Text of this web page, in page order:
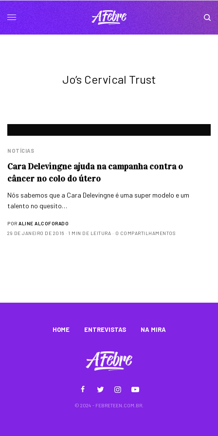
Jo’s Cervical Trust
NOTÍCIAS
Cara Delevingne ajuda na campanha contra o
câncer no colo do útero
Nós sabemos que a Cara Delevingne é uma super modelo e um
talento no quesito…
POR ALINE ALCOFORADO
29 DE JANEIRO DE 2016
1 MIN DE LEITURA 0 COMPARTILHAMENTOS
HOME ENTREVISTAS NA MIRA
© 2024 - FEBRETEEN.COM.BR.